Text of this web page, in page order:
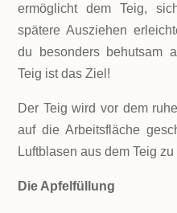
ermöglicht dem Teig,
spätere Ausziehen
du besonders behutsam
Teig ist das Ziel!
Der Teig wird vor dem
auf die Arbeitsfläche
Luftblasen aus dem Teig
Die Apfelfüllung